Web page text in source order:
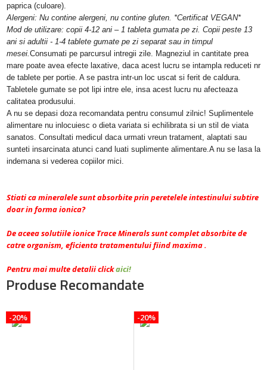
paprica (culoare).
Alergeni: Nu contine alergeni, nu contine gluten. *Certificat VEGAN*
Mod de utilizare: copii 4-12 ani – 1 tableta gumata pe zi. Copii peste 13
ani si adultii - 1-4 tablete gumate pe zi separat sau in timpul
mesei. Consumati pe parcursul intregii zile. Magneziul in cantitate prea
mare poate avea efecte laxative, daca acest lucru se intampla reduceti nr
de tablete per portie. A se pastra intr-un loc uscat si ferit de caldura.
Tabletele gumate se pot lipi intre ele, insa acest lucru nu afecteaza
calitatea produsului.
A nu se depasi doza recomandata pentru consumul zilnic! Suplimentele
alimentare nu inlocuiesc o dieta variata si echilibrata si un stil de viata
sanatos. Consultati medicul daca urmati vreun tratament, alaptati sau
sunteti insarcinata atunci cand luati suplimente alimentare.A nu se lasa la
indemana si vederea copiilor mici.
Stiati ca mineralele sunt absorbite prin peretelele intestinului subtire
doar in forma ionica?
De aceea solutiile ionice Trace Minerals sunt complet absorbite de
catre organism, eficienta tratamentului fiind maxima .
Pentru mai multe detalii clickaici!
Produse Recomandate
-20% -20%